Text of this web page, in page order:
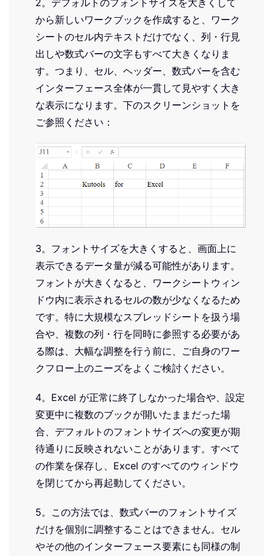
2。デフォルトのフォントサイズを大きくして
から新しいワークブックを作成すると、ワーク
シートのセル内テキストだけでなく、列・行見
出しや数式バーの文字もすべて大きくなりま
す。つまり、セル、ヘッダー、数式バーを含む
インターフェース全体が一貫して見やすく大き
な表示になります。下のスクリーンショットを
ご参照ください：
3。フォントサイズを大きくすると、画面上に
表示できるデータ量が減る可能性があります。
フォントが大きくなると、ワークシートウィン
ドウ内に表示されるセルの数が少なくなるため
です。特に大規模なスプレッドシートを扱う場
合や、複数の列・行を同時に参照する必要があ
る際は、大幅な調整を行う前に、ご自身のワー
クフロー上のニーズをよくご検討ください。
4。Excel が正常に終了しなかった場合や、設定
変更中に複数のブックが開いたままだった場
合、デフォルトのフォントサイズへの変更が期
待通りに反映されないことがあります。すべて
の作業を保存し、Excel のすべてのウィンドウ
を閉じてから再起動してください。
5。この方法では、数式バーのフォントサイズ
だけを個別に調整することはできません。セル
やその他のインターフェース要素にも同様の制